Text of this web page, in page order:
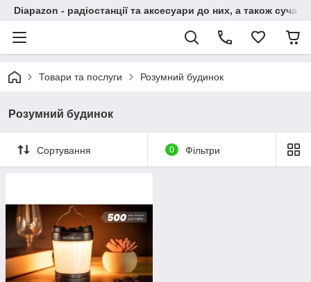
Diapazon - радіостанції та аксесуари до них, а також
Товари та послуги Розумний будинок
Розумний будинок
Сортування 0 Фільтри